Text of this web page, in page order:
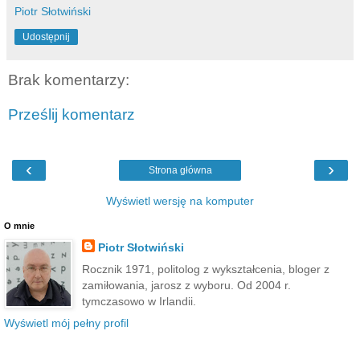
Piotr Słotwiński
Udostępnij
Brak komentarzy:
Prześlij komentarz
‹ ›
Strona główna
Wyświetl wersję na komputer
O mnie
Piotr Słotwiński
Rocznik 1971, politolog z wykształcenia, bloger z
zamiłowania, jarosz z wyboru. Od 2004 r.
tymczasowo w Irlandii.
Wyświetl mój pełny profil